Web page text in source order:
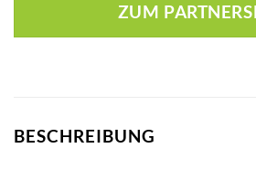
ZUM
BESCHREIBUNG